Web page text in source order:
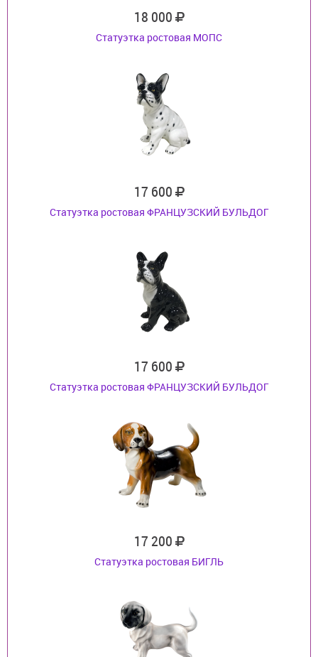
18 000
Статуэтка ростовая МОПС
17 600
Статуэтка ростовая ФРАНЦУЗСКИЙ БУЛЬДОГ
17 600
Статуэтка ростовая ФРАНЦУЗСКИЙ БУЛЬДОГ
17 200
Статуэтка ростовая БИГЛЬ